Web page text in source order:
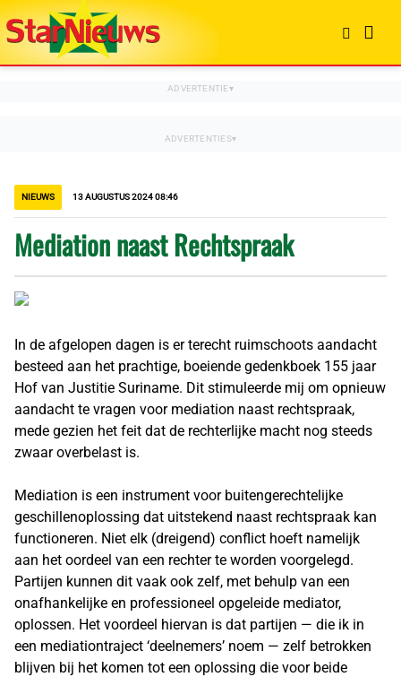
NIEUWS 13 AUGUSTUS 2024 08:46
Mediation naast Rechtspraak
In de afgelopen dagen is er terecht ruimschoots aandacht
besteed aan het prachtige, boeiende gedenkboek 155 jaar
Hof van Justitie Suriname. Dit stimuleerde mij om opnieuw
aandacht te vragen voor mediation naast rechtspraak,
mede gezien het feit dat de rechterlijke macht nog steeds
zwaar overbelast is.
Mediation is een instrument voor buitengerechtelijke
geschillenoplossing dat uitstekend naast rechtspraak kan
functioneren. Niet elk (dreigend) conflict hoeft namelijk
aan het oordeel van een rechter te worden voorgelegd.
Partijen kunnen dit vaak ook zelf, met behulp van een
onafhankelijke en professioneel opgeleide mediator,
oplossen. Het voordeel hiervan is dat partijen — die ik in
een mediationtraject ‘deelnemers’ noem — zelf betrokken
blijven bij het komen tot een oplossing die voor beide